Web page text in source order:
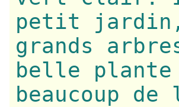
petit jardin,
grands
belle
beaucoup